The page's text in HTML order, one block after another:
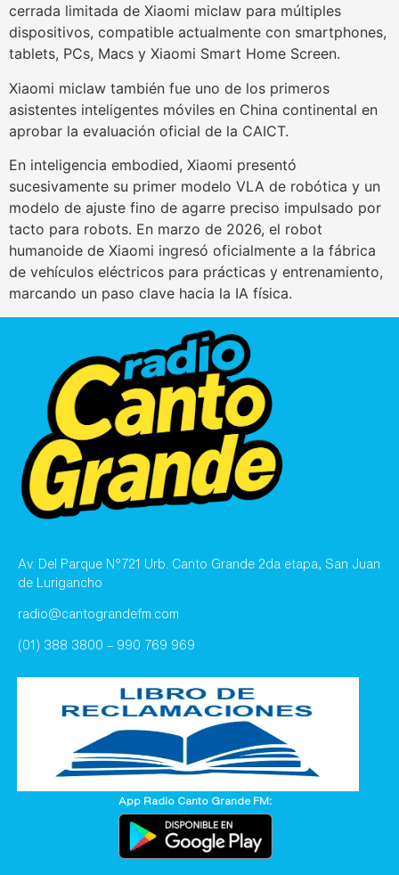
cerrada limitada de Xiaomi miclaw para múltiples
dispositivos, compatible actualmente con smartphones,
tablets, PCs, Macs y Xiaomi Smart Home Screen.
Xiaomi miclaw también fue uno de los primeros
asistentes inteligentes móviles en China continental en
aprobar la evaluación oficial de la CAICT.
En inteligencia embodied, Xiaomi presentó
sucesivamente su primer modelo VLA de robótica y un
modelo de ajuste fino de agarre preciso impulsado por
tacto para robots. En marzo de 2026, el robot
humanoide de Xiaomi ingresó oficialmente a la fábrica
de vehículos eléctricos para prácticas y entrenamiento,
marcando un paso clave hacia la IA física.
Av. Del Parque N°721 Urb. Canto Grande 2da etapa, San Juan
de Lurigancho
radio@cantograndefm.com
(01) 388 3800 – 990 769 969
App Radio Canto Grande FM: